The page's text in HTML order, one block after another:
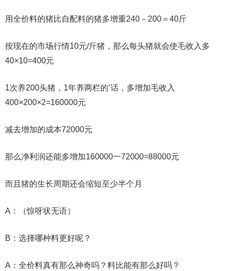
用全价料的猪比自配料的猪多增重240－200＝40斤
按现在的市场行情10元/斤猪，那么每头猪就会使毛收入多
40×10=400元
1次养200头猪，1年养两栏的’话，多增加毛收入
400×200×2=160000元
减去增加的成本72000元
那么净利润还能多增加160000一72000=88000元
而且猪的生长周期还会缩短至少半个月
A：（惊呀状无语）
B：选择哪种料更好呢？
A：全价料真有那么神奇吗？料比能有那么好吗？